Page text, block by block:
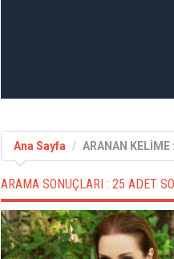
Ana Sayfa ARANAN KELİME
ARAMA SONUÇLARI : 25 ADET